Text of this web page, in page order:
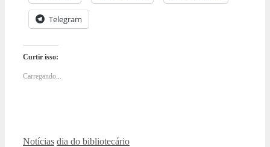
Telegram
Curtir isso:
Carregando...
Categorias
Notícias Tags
dia do bibliotecário